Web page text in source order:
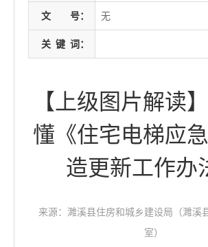
文 号： 无
关 键 词：
【上级图片解读
懂《住宅电梯应
造更新工作办
来源：濉溪县住房和城乡建设局（濉溪
室）